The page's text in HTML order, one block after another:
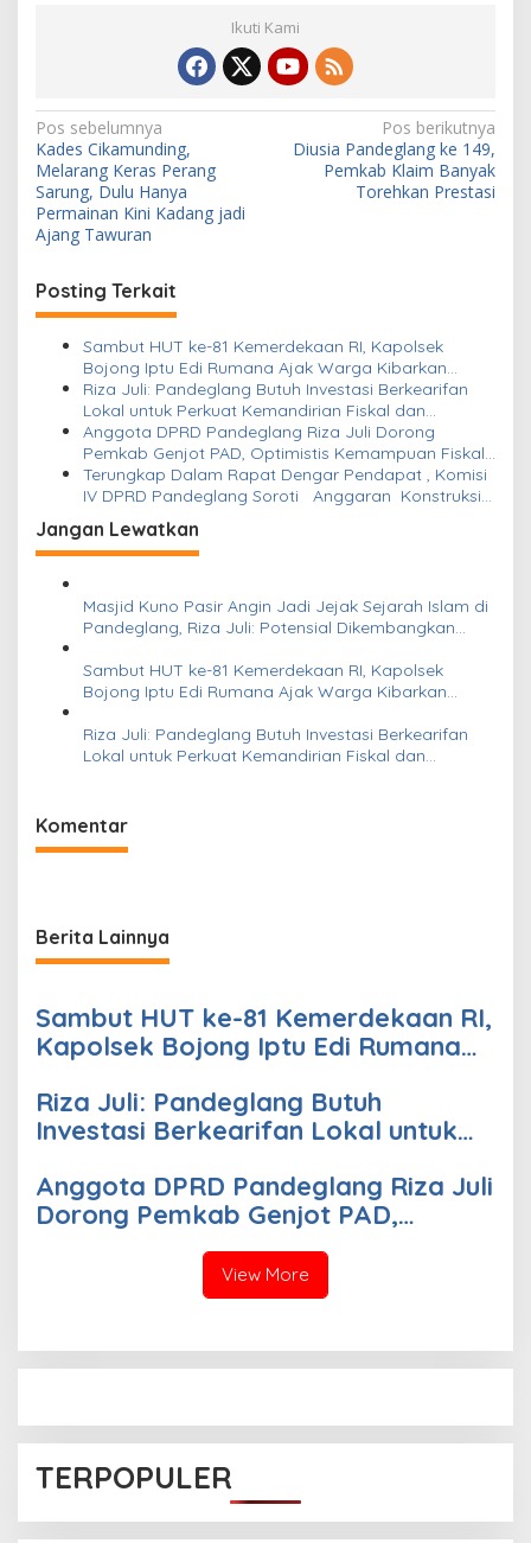
Ikuti Kami
N
a
v
i
a
Pos sebelumnya
Kades Cikamunding,
Melarang Keras Perang
Sarung, Dulu Hanya
Permainan Kini Kadang jadi
Ajang Tawuran
Pos berikutnya
Diusia Pandeglang ke 149,
Pemkab Klaim Banyak
Torehkan Prestasi
Posting Terkait
Sambut HUT ke-81 Kemerdekaan RI, Kapolsek
Bojong Iptu Edi Rumana Ajak Warga Kibarkan
Bendera Merah Putih di Setiap Rumah
Riza Juli: Pandeglang Butuh Investasi Berkearifan
Lokal untuk Perkuat Kemandirian Fiskal dan
Ciptakan Lapangan Kerja
Anggota DPRD Pandeglang Riza Juli Dorong
Pemkab Genjot PAD, Optimistis Kemampuan Fiskal
Daerah Bisa Meningkat
Terungkap Dalam Rapat Dengar Pendapat , Komisi
IV DPRD Pandeglang Soroti Anggaran Konstruksi
Jangan Lewatkan
Masjid Kuno Pasir Angin Jadi Jejak Sejarah Islam di
Pandeglang, Riza Juli: Potensial Dikembangkan
Sambut HUT ke-81 Kemerdekaan RI, Kapolsek
Bojong Iptu Edi Rumana Ajak Warga Kibarkan
Riza Juli: Pandeglang Butuh Investasi Berkearifan
Lokal untuk Perkuat Kemandirian Fiskal dan
Komentar
Berita Lainnya
Sambut HUT ke-81 Kemerdekaan RI,
Kapolsek Bojong Iptu Edi Rumana
Merah Putih di Setiap Rumah
Riza Juli: Pandeglang Butuh
Investasi Berkearifan Lokal untuk
Ciptakan Lapangan Kerja
Anggota DPRD Pandeglang Riza Juli
Dorong Pemkab Genjot PAD,
Daerah Bisa Meningkat
View More
TERPOPULER